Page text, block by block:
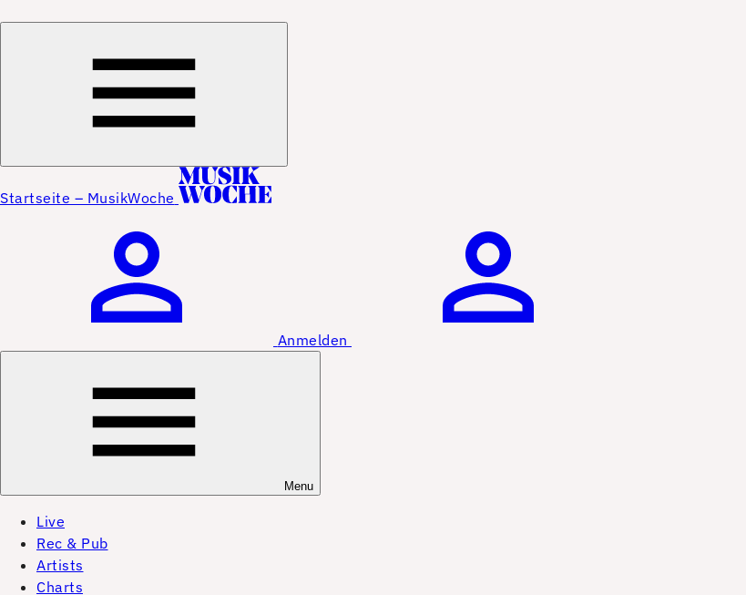
Startseite – MusikWoche
Anmelden
Menu
Live
Rec & Pub
Artists
Charts